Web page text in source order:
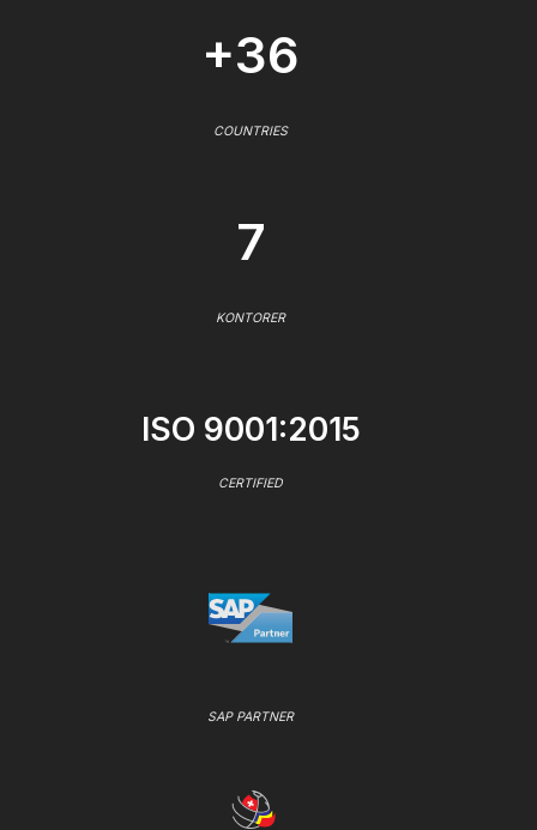
+36
COUNTRIES
7
KONTORER
ISO 9001:2015
CERTIFIED
SAP PARTNER